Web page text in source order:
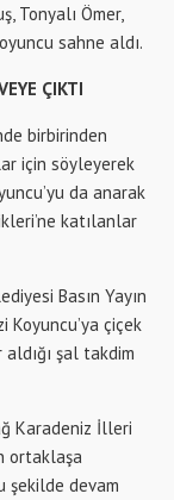
Tonyalı Ömer,
sahne aldı.
ÇIKTI
birbirinden
için söyleyerek
da anarak
katılanlar
Basın Yayın
çiçek
şal takdim
Karadeniz İlleri
ortaklaşa
şekilde devam